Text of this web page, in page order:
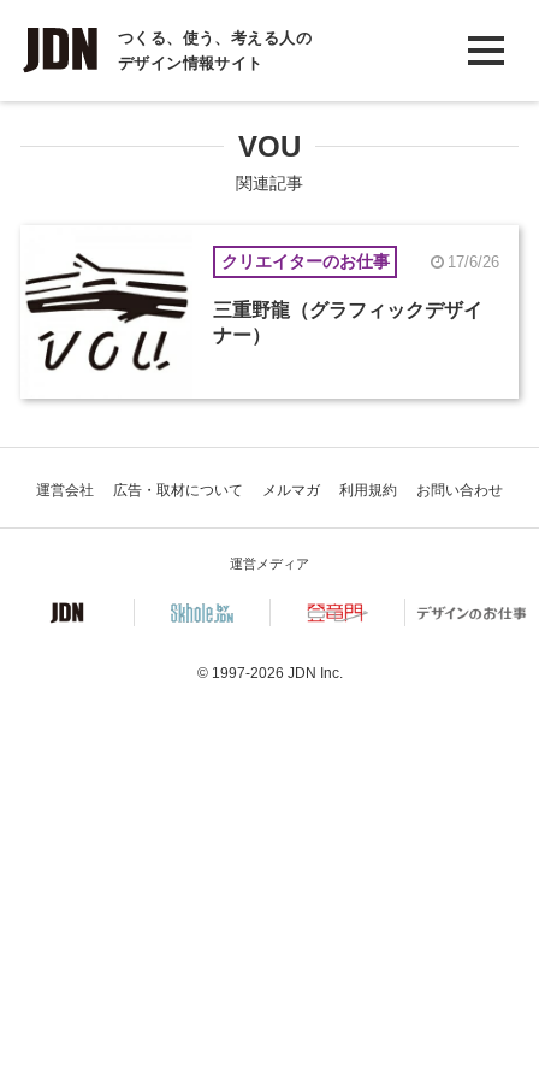
つくる、使う、考える人の
デザイン情報サイト
INTERVIEW
インタビュー
コラム
VOU
関連記事
クリエイターのお仕事 17/6/26
三重野龍（グラフィックデザイ
ナー）
運営会社 広告・取材について メルマガ 利用規約 お問い合わせ
運営メディア
© 1997-2026 JDN Inc.